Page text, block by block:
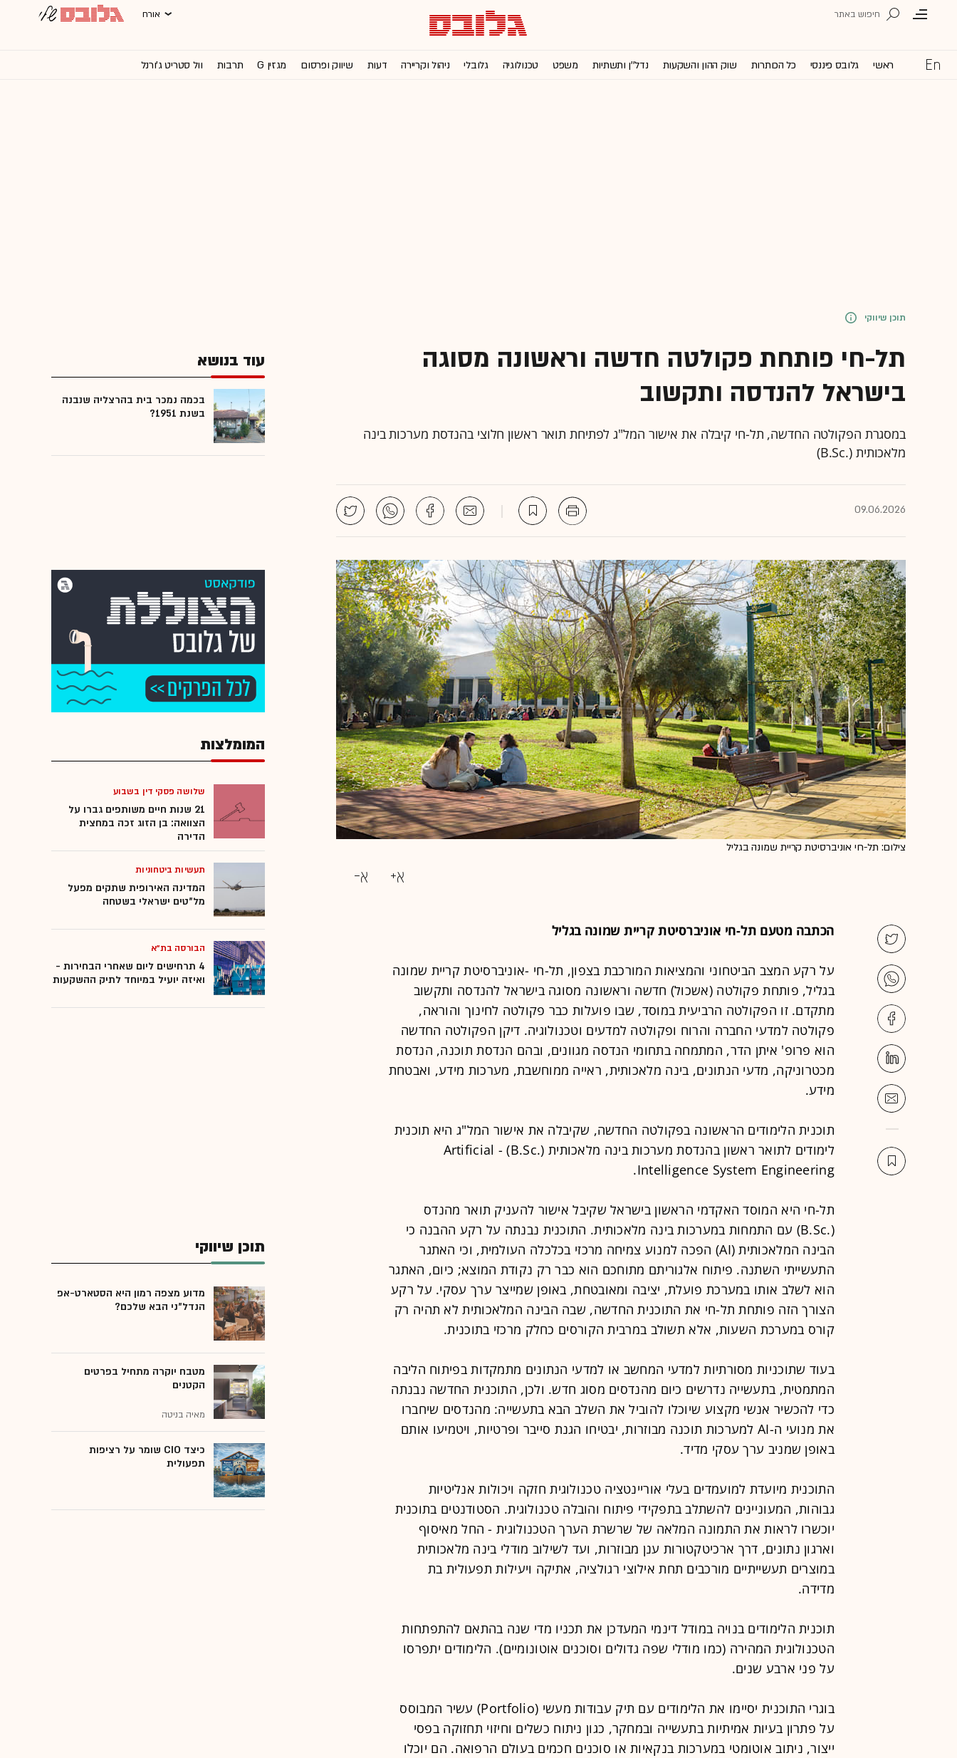
אורח
ראשי גלובס פיננסי כל הכותרות שוק ההון והשקעות נדל''ן ותשתיות משפט טכנולוגיה גלובלי ניהול וקריירה דעות שיווק ופרסום מגזין G תרבות וול סטריט ג'ורנל
תוכן שיווקי
תל-חי פותחת פקולטה חדשה וראשונה מסוגה
בישראל להנדסה ותקשוב
במסגרת הפקולטה החדשה, תל-חי קיבלה את אישור המל"ג לפתיחת תואר ראשון חלוצי בהנדסת מערכות בינה
מלאכותית (.B.Sc)
09.06.2026
צילום: תל-חי אוניברסיטת קריית שמונה בגליל
הכתבה מטעם תל-חי אוניברסיטת קריית שמונה בגליל
על רקע המצב הביטחוני והמציאות המורכבת בצפון, תל-חי -אוניברסיטת קריית שמונה
בגליל, פותחת פקולטה (אשכול) חדשה וראשונה מסוגה בישראל להנדסה ותקשוב
מתקדם. זו הפקולטה הרביעית במוסד, שבו פועלות כבר פקולטה לחינוך והוראה,
פקולטה למדעי החברה והרוח ופקולטה למדעים וטכנולוגיה. דיקן הפקולטה החדשה
הוא פרופ' איתן הדר, המתמחה בתחומי הנדסה מגוונים, ובהם הנדסת תוכנה, הנדסת
מכטרוניקה, מדעי הנתונים, בינה מלאכותית, ראייה ממוחשבת, מערכות מידע, ואבטחת
מידע.
תוכנית הלימודים הראשונה בפקולטה החדשה, שקיבלה את אישור המל"ג היא תוכנית
לימודים לתואר ראשון בהנדסת מערכות בינה מלאכותית (.B.Sc) - Artificial
Intelligence System Engineering.
תל-חי היא המוסד האקדמי הראשון בישראל שקיבל אישור להעניק תואר מהנדס
(.B.Sc) עם התמחות במערכות בינה מלאכותית. התוכנית נבנתה על רקע ההבנה כי
הבינה המלאכותית (AI) הפכה למנוע צמיחה מרכזי בכלכלה העולמית, וכי האתגר
התעשייתי השתנה. פיתוח אלגוריתם מתוחכם הוא כבר רק נקודת המוצא; כיום, האתגר
הוא לשלב אותו במערכת פועלת, יציבה ומאובטחת, באופן שמייצר ערך עסקי. על רקע
הצורך הזה פותחת תל-חי את התוכנית החדשה, שבה הבינה המלאכותית לא תהיה רק
קורס במערכת השעות, אלא תשולב במרבית הקורסים כחלק מרכזי בתוכנית.
בעוד שתוכניות מסורתיות למדעי המחשב או למדעי הנתונים מתמקדות בפיתוח הליבה
המתמטית, בתעשייה נדרשים כיום מהנדסים מסוג חדש. ולכן, התוכנית החדשה נבנתה
כדי להכשיר אנשי מקצוע שיוכלו להוביל את השלב הבא בתעשייה: מהנדסים שיחברו
את מנועי ה-AI למערכות תוכנה מבוזרות, יבטיחו הגנת סייבר ופרטיות, ויטמיעו אותם
באופן שמניב ערך עסקי מדיד.
התוכנית מיועדת למועמדים בעלי אוריינטציה טכנולוגית חזקה ויכולות אנליטיות
גבוהות, המעוניינים להשתלב בתפקידי פיתוח והובלה טכנולוגית. הסטודנטים בתוכנית
יוכשרו לראות את התמונה המלאה של שרשרת הערך הטכנולוגית - החל מאיסוף
וארגון נתונים, דרך ארכיטקטורות ענן מבוזרות, ועד לשילוב מודלי בינה מלאכותית
במוצרים תעשייתיים מורכבים תחת אילוצי רגולציה, אתיקה ויעילות תפעולית בת
מדידה.
תוכנית הלימודים בנויה במודל דינמי המעדכן את תכניו מדי שנה בהתאם להתפתחות
הטכנולוגית המהירה (כמו מודלי שפה גדולים וסוכנים אוטונומיים). הלימודים יתפרסו
על פני ארבע שנים.
בוגרי התוכנית יסיימו את הלימודים עם תיק עבודות מעשי (Portfolio) עשיר המבוסס
על פתרון בעיות אמיתיות בתעשייה ובמחקר, כגון ניתוח כשלים וחיזוי תחזוקה בפסי
ייצור, ניתוב אוטומטי במערכות בנקאיות או סוכנים חכמים בעולם הרפואה. הם יוכלו
עוד בנושא
בכמה נמכר בית בהרצליה שנבנה
בשנת 1951?
המומלצות
שלושה פסקי דין בשבוע
21 שנות חיים משותפים גברו על
הצוואה: בן הזוג זכה במחצית
הדירה
תעשיות ביטחוניות
המדינה האירופית שתקים מפעל
מל"טים ישראלי בשטחה
הבורסה בת"א
4 תרחישים ליום שאחרי הבחירות -
ואיזה יועיל במיוחד לתיק ההשקעות
תוכן שיווקי
מדוע מצפה רמון היא הסטארט-אפ
הנדל"ני הבא שלכם?
מטבח יוקרה מתחיל בפרטים
הקטנים
מאיה בניטה
כיצד CIO שומר על רציפות
תפעולית